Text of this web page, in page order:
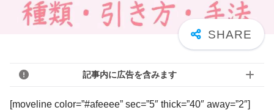
記事内に広告を含みます
[moveline color=”#afeeee” sec=”5″ thick=”40″ away=”2″]